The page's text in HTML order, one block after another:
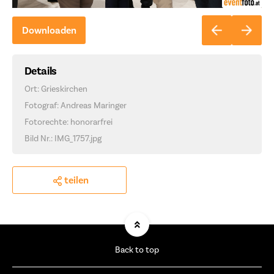
Downloaden
Details
Ort: Grieskirchen
Fotograf: Andreas Maringer
Fotorechte: honorarfrei
Bild Nr.: IMG_1757.jpg
teilen
Back to top